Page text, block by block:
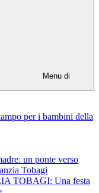
Menu di
per i bambini della
un ponte verso
Tobagi
TOBAGI: Una festa